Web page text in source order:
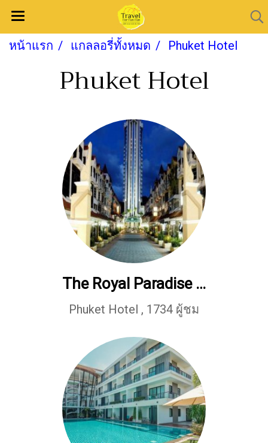
หน้าแรก แกลลอรี่ทั้งหมด Phuket Hotel
Phuket Hotel
The Royal Paradise Hotel & Spa Patong Phuket
Phuket Hotel , 1734 ผู้ชม